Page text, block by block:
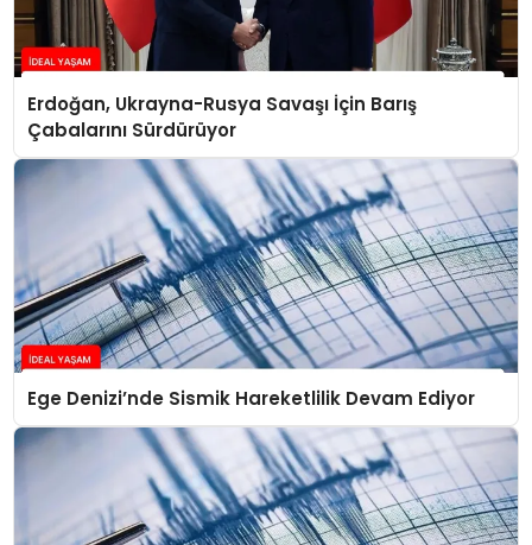
Erdoğan, Ukrayna-Rusya Savaşı İçin Barış
Çabalarını Sürdürüyor
Ege Denizi’nde Sismik Hareketlilik Devam Ediyor